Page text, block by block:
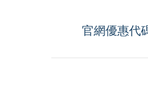
官網優惠代